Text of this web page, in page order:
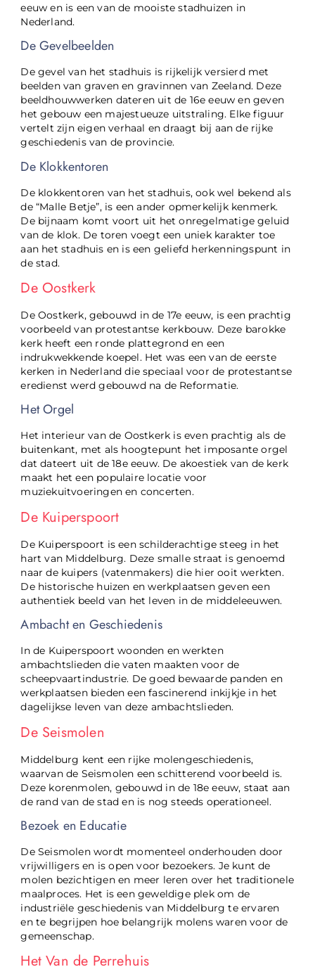
eeuw en is een van de mooiste stadhuizen in
Nederland.
De Gevelbeelden
De gevel van het stadhuis is rijkelijk versierd met
beelden van graven en gravinnen van Zeeland. Deze
beeldhouwwerken dateren uit de 16e eeuw en geven
het gebouw een majestueuze uitstraling. Elke figuur
vertelt zijn eigen verhaal en draagt bij aan de rijke
geschiedenis van de provincie.
De Klokkentoren
De klokkentoren van het stadhuis, ook wel bekend als
de “Malle Betje”, is een ander opmerkelijk kenmerk.
De bijnaam komt voort uit het onregelmatige geluid
van de klok. De toren voegt een uniek karakter toe
aan het stadhuis en is een geliefd herkenningspunt in
de stad.
De Oostkerk
De Oostkerk, gebouwd in de 17e eeuw, is een prachtig
voorbeeld van protestantse kerkbouw. Deze barokke
kerk heeft een ronde plattegrond en een
indrukwekkende koepel. Het was een van de eerste
kerken in Nederland die speciaal voor de protestantse
eredienst werd gebouwd na de Reformatie.
Het Orgel
Het interieur van de Oostkerk is even prachtig als de
buitenkant, met als hoogtepunt het imposante orgel
dat dateert uit de 18e eeuw. De akoestiek van de kerk
maakt het een populaire locatie voor
muziekuitvoeringen en concerten.
De Kuiperspoort
De Kuiperspoort is een schilderachtige steeg in het
hart van Middelburg. Deze smalle straat is genoemd
naar de kuipers (vatenmakers) die hier ooit werkten.
De historische huizen en werkplaatsen geven een
authentiek beeld van het leven in de middeleeuwen.
Ambacht en Geschiedenis
In de Kuiperspoort woonden en werkten
ambachtslieden die vaten maakten voor de
scheepvaartindustrie. De goed bewaarde panden en
werkplaatsen bieden een fascinerend inkijkje in het
dagelijkse leven van deze ambachtslieden.
De Seismolen
Middelburg kent een rijke molengeschiedenis,
waarvan de Seismolen een schitterend voorbeeld is.
Deze korenmolen, gebouwd in de 18e eeuw, staat aan
de rand van de stad en is nog steeds operationeel.
Bezoek en Educatie
De Seismolen wordt momenteel onderhouden door
vrijwilligers en is open voor bezoekers. Je kunt de
molen bezichtigen en meer leren over het traditionele
maalproces. Het is een geweldige plek om de
industriële geschiedenis van Middelburg te ervaren
en te begrijpen hoe belangrijk molens waren voor de
gemeenschap.
Het Van de Perrehuis